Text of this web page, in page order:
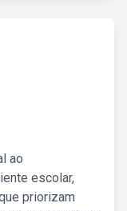
ao
escolar,
priorizam